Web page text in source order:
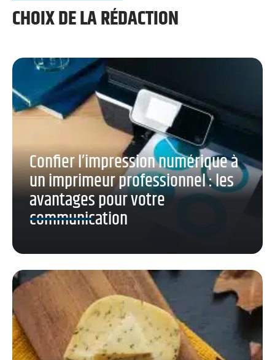
CHOIX DE LA RÉDACTION
Confier l’impression numérique à
un imprimeur professionnel : les
avantages pour votre
communication